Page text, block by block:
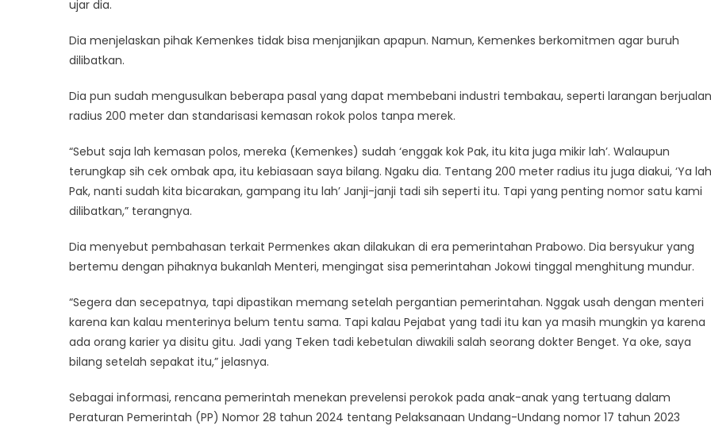
ujar dia.
Dia menjelaskan pihak Kemenkes tidak bisa menjanjikan apapun. Namun, Kemenkes berkomitmen agar buruh
dilibatkan.
Dia pun sudah mengusulkan beberapa pasal yang dapat membebani industri tembakau, seperti larangan berjualan
radius 200 meter dan standarisasi kemasan rokok polos tanpa merek.
“Sebut saja lah kemasan polos, mereka (Kemenkes) sudah ‘enggak kok Pak, itu kita juga mikir lah’. Walaupun
terungkap sih cek ombak apa, itu kebiasaan saya bilang. Ngaku dia. Tentang 200 meter radius itu juga diakui, ‘Ya lah
Pak, nanti sudah kita bicarakan, gampang itu lah’ Janji-janji tadi sih seperti itu. Tapi yang penting nomor satu kami
dilibatkan,” terangnya.
Dia menyebut pembahasan terkait Permenkes akan dilakukan di era pemerintahan Prabowo. Dia bersyukur yang
bertemu dengan pihaknya bukanlah Menteri, mengingat sisa pemerintahan Jokowi tinggal menghitung mundur.
“Segera dan secepatnya, tapi dipastikan memang setelah pergantian pemerintahan. Nggak usah dengan menteri
karena kan kalau menterinya belum tentu sama. Tapi kalau Pejabat yang tadi itu kan ya masih mungkin ya karena
ada orang karier ya disitu gitu. Jadi yang Teken tadi kebetulan diwakili salah seorang dokter Benget. Ya oke, saya
bilang setelah sepakat itu,” jelasnya.
Sebagai informasi, rencana pemerintah menekan prevelensi perokok pada anak-anak yang tertuang dalam
Peraturan Pemerintah (PP) Nomor 28 tahun 2024 tentang Pelaksanaan Undang-Undang nomor 17 tahun 2023